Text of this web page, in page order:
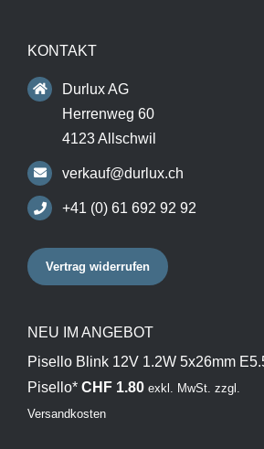
KONTAKT
Durlux AG
Herrenweg 60
4123 Allschwil
verkauf@durlux.ch
+41 (0) 61 692 92 92
Vertrag widerrufen
NEU IM ANGEBOT
Pisello Blink 12V 1.2W 5x26mm
Pisello* CHF1.80 exkl. MwSt. zzgl.
Versandkosten